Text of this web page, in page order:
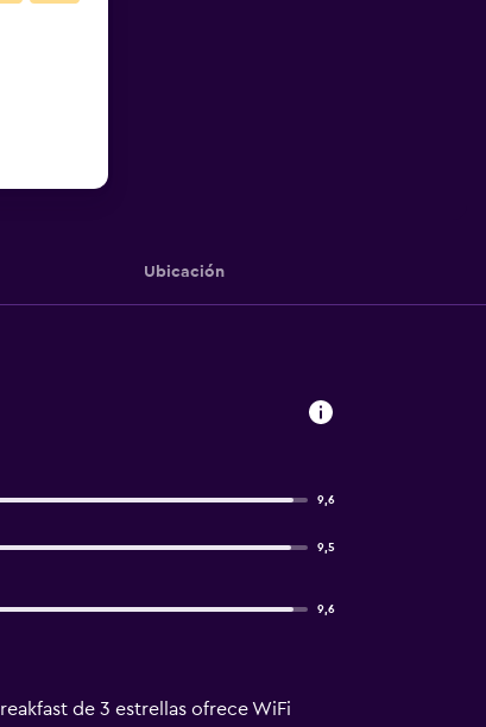
Ubicación
9,6
9,5
9,6
de 3 estrellas ofrece WiFi